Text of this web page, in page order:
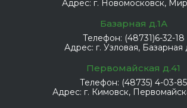
Адрес: г. Новомосковск,
Базарная д.1А
Телефон: (48731)6-32-18
Адрес: г. Узловая, Базарная
Первомайская д.41
Телефон: (48735) 4-03-85
Адрес: г. Кимовск,